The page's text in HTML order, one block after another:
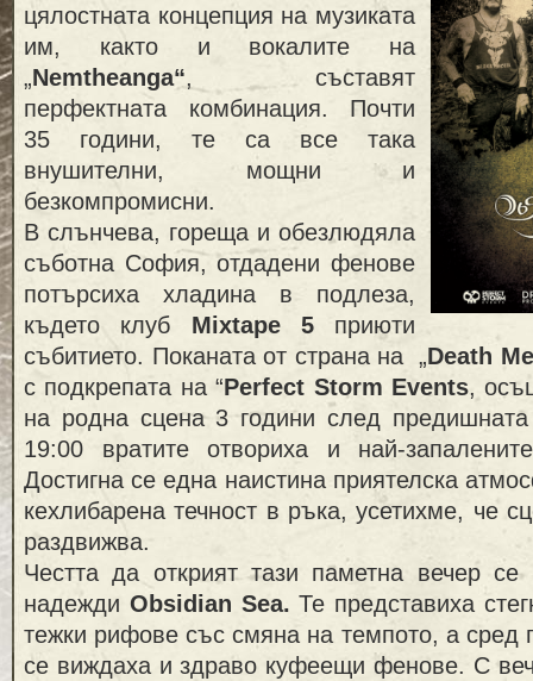
цялостната концепция на музиката
им, както и вокалите на
„Nemtheanga“, съставят
перфектната комбинация. Почти
35 години, те са все така
внушителни, мощни и
безкомпромисни.
В слънчева, гореща и обезлюдяла
съботна София, отдадени фенове
потърсиха хладина в подлеза,
където клуб Mixtape 5приюти
събитието. Поканата от страна на „Death
с подкрепата на “Perfect Storm Events,
на родна сцена 3 години след
19:00 вратите отвориха и най-
Достигна се една наистина приятелска
кехлибарена течност в ръка, усетихме, че
раздвижва.
Честта да открият тази паметна вечер
надежди Obsidian Sea.Те представиха
тежки рифове със смяна на темпото, а сред
се виждаха и здраво куфеещи фенове. С